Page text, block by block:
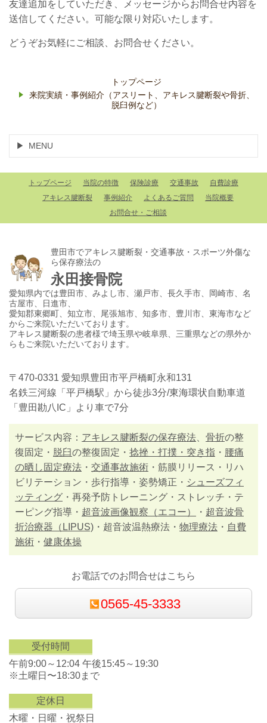
友達追加をしていただき、メッセージからお問合せ内容を
送信してください。可能な限り対応いたします。
どうぞお気軽にご相談、お問合せください。
トップページ
来院実績・事例紹介（アスリート、アキレス腱断裂や骨折、
脱臼例など）
MENU
トップページ 当院の特徴 保険診療 交通事故
自費診療
アキレス腱断裂
事例紹介 よくあるご質問
当院概要
お問合せ・ご相談
豊田市でアキレス腱断裂・交通事故・スポーツ外傷な
ら保存療法の
永田接骨院
愛知県内では豊田市、みよし市、瀬戸市、長久手市、岡崎市、名
古屋市、日進市、
愛知郡東郷町、知立市、尾張旭市、知多市、豊川市、東海市など
からご来院いただいております。
アキレス腱断裂の患者様で埼玉県や岐阜県、三重県などの県外か
らもご来院いただいております。
〒470-0331 愛知県豊田市平戸橋町永和131
名鉄三河線「平戸橋駅」から徒歩3分/東海環状自動車道
「豊田勘八IC」より車で7分
サービス内容： アキレス腱断裂の保存療法、 骨折の整
復固定・ 脱臼の整復固定・ 捻挫・打撲・突き指 ・ 腰痛
の晒し固定療法 ・ 交通事故施術 ・筋膜リリース・リハ
ビリテーション・歩行指導・姿勢矯正・ シューズフィ
ッティング ・再発予防トレーニング・ストレッチ・テ
ーピング指導・ 超音波画像観察（エコー） ・ 超音波骨
折治療器（LIPUS) ・超音波温熱療法・ 物理療法 ・ 自費
施術 ・ 健康体操
お電話でのお問合せはこちら
0565-45-3333
受付時間
午前9:00～12:04 午後15:45～19:30
※土曜日〜18:30まで
定休日
木曜・日曜・祝祭日